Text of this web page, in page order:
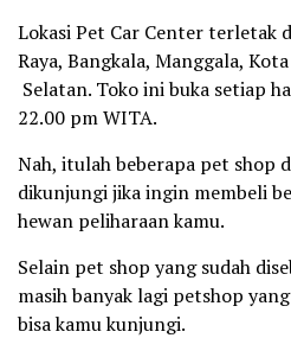
Lokasi Pet Car Center terletak
Raya, Bangkala, Manggala,
Selatan. Toko ini buka setiap
22.00 pm WITA.
Nah, itulah beberapa pet shop
dikunjungi jika ingin membeli
hewan peliharaan kamu.
Selain pet shop yang sudah
masih banyak lagi petshop
bisa kamu kunjungi.